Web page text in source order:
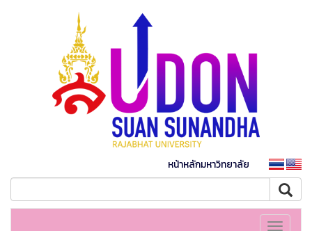
หน้าหลักมหาวิทยาลัย
Toggle